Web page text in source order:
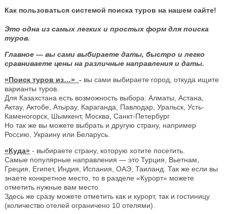
Как пользоваться системой поиска туров на нашем сайте!
Это одна из самых легких и простых форм для поиска
туров.
Главное — вы сами выбираете даты, быстро и легко
сравниваете цены на различные направления и даты.
«Поиск туров из…» - вы сами выбираете город, откуда ищите
варианты туров.
Для Казахстана есть возможность выбора: Алматы, Астана,
Актау, Актобе, Атырау, Караганда, Павлодар, Уральск, Усть-
Каменогорск, Шымкент, Москва, Санкт-Петербург
Но так же вы можете выбрать и другую страну, например
Россию, Украину или Беларусь.
«Куда» - выбираете страну, которую хотите посетить.
Самые популярные направления — это Турция, Вьетнам,
Греция, Египет, Индия, Испания, ОАЭ, Таиланд. Так же если вы
знаете конкретное место, то в разделе «Курорт» можете
отметить нужные вам место.
Здесь же сразу можете отметить как и курорт, так и гостиницу
(количество отелей ограничено 10 отелями).